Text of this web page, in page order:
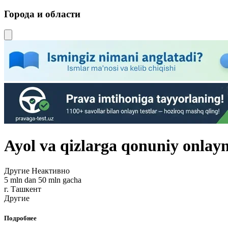
Города и области
Ayol va qizlarga qonuniy
Другие Неактивно
5 mln dan 50 mln gacha
г. Ташкент
Другие
Подробнее